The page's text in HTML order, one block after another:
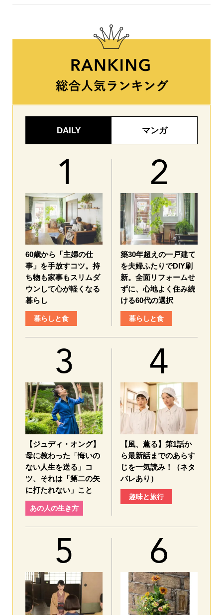
DAILY マンガ
60歳から「主婦の仕
事」を手放すコツ。持
ち物も家事もスリムダ
ウンして心が軽くなる
暮らし
暮らしと食
築30年超えの一戸建て
を夫婦ふたりでDIY刷
新。全面リフォームせ
ずに、心地よく住み続
ける60代の選択
暮らしと食
【ジュディ・オング】
母に教わった「悔いの
ない人生を送る」コ
ツ、それは「第二の矢
に打たれない」こと
あの人の生き方
【風、薫る】第1話か
ら最新話までのあらす
じを一気読み！（ネタ
バレあり）
趣味と旅行